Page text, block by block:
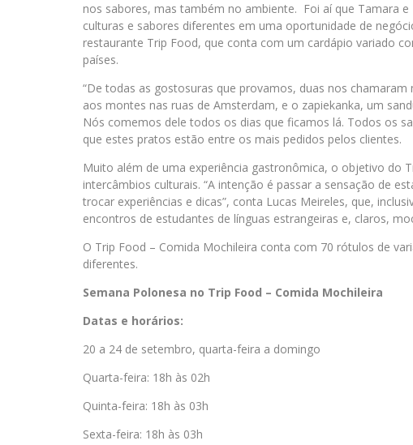
nos sabores, mas também no ambiente. Foi aí que Tamara
culturas e sabores diferentes em uma oportunidade de
restaurante Trip Food, que conta com um cardápio variado
países.
“De todas as gostosuras que provamos, duas nos
aos montes nas ruas de Amsterdam, e o zapiekanka, um
Nós comemos dele todos os dias que ficamos lá. Todos os
que estes pratos estão entre os mais pedidos pelos clientes.
Muito além de uma experiência gastronômica, o objetivo do
intercâmbios culturais. “A intenção é passar a sensação de
trocar experiências e dicas”, conta Lucas Meireles, que,
encontros de estudantes de línguas estrangeiras e, claros,
O Trip Food – Comida Mochileira conta com 70 rótulos de
diferentes.
Semana Polonesa no Trip Food – Comida Mochileira
Datas e horários:
20 a 24 de setembro, quarta-feira a domingo
Quarta-feira: 18h às 02h
Quinta-feira: 18h às 03h
Sexta-feira: 18h às 03h